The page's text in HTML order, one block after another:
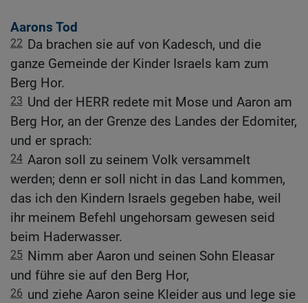
Aarons Tod
22 Da brachen sie auf von Kadesch, und die
ganze Gemeinde der Kinder Israels kam zum
Berg Hor.
23 Und der HERR redete mit Mose und Aaron am
Berg Hor, an der Grenze des Landes der Edomiter,
und er sprach:
24 Aaron soll zu seinem Volk versammelt
werden; denn er soll nicht in das Land kommen,
das ich den Kindern Israels gegeben habe, weil
ihr meinem Befehl ungehorsam gewesen seid
beim Haderwasser.
25 Nimm aber Aaron und seinen Sohn Eleasar
und führe sie auf den Berg Hor,
26 und ziehe Aaron seine Kleider aus und lege sie